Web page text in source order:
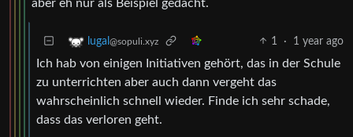
aber eh nur als Beispiel gedacht.
lugal @sopuli.xyz 1 · 1 year ago
Ich hab von einigen Initiativen gehört, das in der Schule
zu unterrichten aber auch dann vergeht das
wahrscheinlich schnell wieder. Finde ich sehr schade,
dass das verloren geht.